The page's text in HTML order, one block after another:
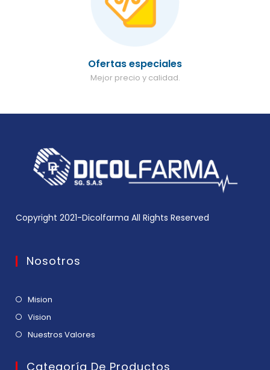
Ofertas especiales
Mejor precio y calidad.
Copyright 2021-Dicolfarma All Rights Reserved
Nosotros
Mision
Vision
Nuestros Valores
Categoría De Productos